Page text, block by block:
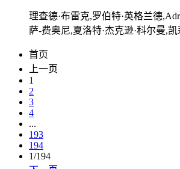
理查德·布雷克,罗伯特·英格兰德
萨-费奥尼,夏洛特·杰克逊·科尔曼,凯
首页
上一页
1
2
3
4
...
193
194
1/194